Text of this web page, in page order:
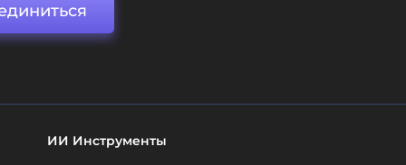
ИИ Инструменты